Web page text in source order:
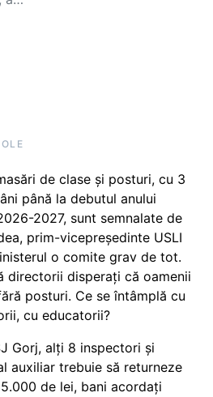
de clase și posturi, cu 3
până la debutul anului
2027, sunt semnalate de
prim-vicepreședinte USLI
o comite grav de tot.
directorii disperați că oamenii
posturi. Ce se întâmplă cu
cu educatorii?
Gorj, alți 8 inspectori și
auxiliar trebuie să returneze
de lei, bani acordați